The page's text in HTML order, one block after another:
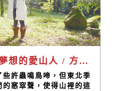
[石碇] 延續夢想的愛山人 / 方譽婷
些許蟲鳴鳥啼，但東北季
的窸窣聲，使得山裡的這